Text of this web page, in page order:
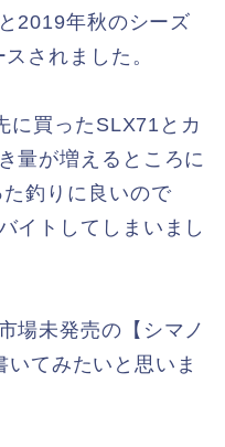
2019年秋のシーズ
されました。
に買ったSLX71とカ
量が増えるところに
釣りに良いので
イトしてしまいまし
場未発売の【シマノ
てみたいと思いま